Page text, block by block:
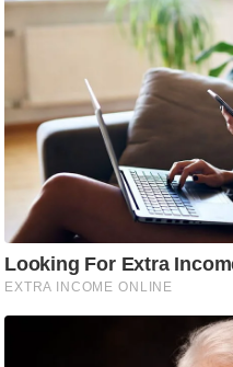
ट
न
फि
ट
स
मं
त्रा